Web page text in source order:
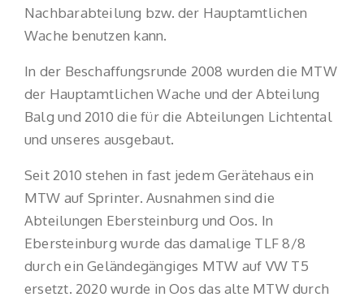
Nachbarabteilung bzw. der Hauptamtlichen
Wache benutzen kann.
In der Beschaffungsrunde 2008 wurden die MTW
der Hauptamtlichen Wache und der Abteilung
Balg und 2010 die für die Abteilungen Lichtental
und unseres ausgebaut.
Seit 2010 stehen in fast jedem Gerätehaus ein
MTW auf Sprinter. Ausnahmen sind die
Abteilungen Ebersteinburg und Oos. In
Ebersteinburg wurde das damalige TLF 8/8
durch ein Geländegängiges MTW auf VW T5
ersetzt. 2020 wurde in Oos das alte MTW durch